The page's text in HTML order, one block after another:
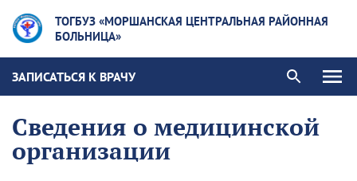
ТОГБУЗ «МОРШАНСКАЯ ЦЕНТРАЛЬНАЯ РАЙОННАЯ
БОЛЬНИЦА»
ЗАПИСАТЬСЯ К ВРАЧУ
Сведения о медицинской
организации